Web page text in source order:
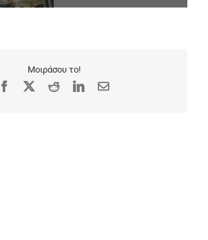
Μοιράσου το!
Facebook RedditLinkedIn
Email